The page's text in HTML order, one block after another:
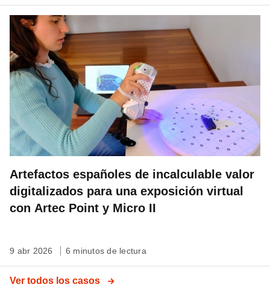
Artefactos españoles de incalculable valor
digitalizados para una exposición virtual
con Artec Point y Micro II
9 abr 2026 6 minutos de lectura
Ver todos los casos